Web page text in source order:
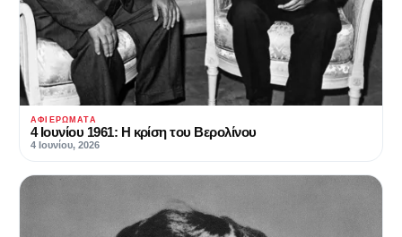
ΑΦΙΕΡΏΜΑΤΑ
4 Ιουνίου 1961: Η κρίση του Βερολίνου
4 Ιουνίου, 2026